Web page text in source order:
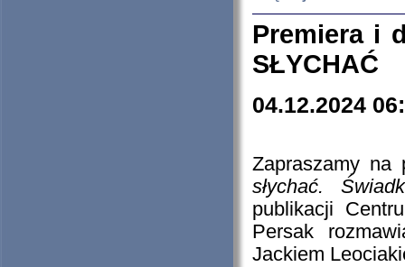
Premiera i
SŁYCHAĆ
04.12.2024
Zapraszamy
słychać.
publikacji
Persak
Jackiem